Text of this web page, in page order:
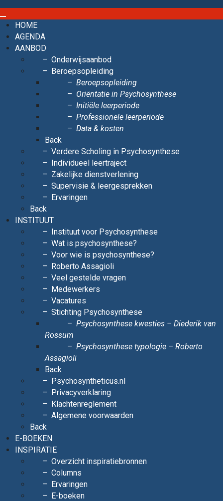
HOME
AGENDA
AANBOD
Onderwijsaanbod
Beroepsopleiding
Beroepsopleiding
Oriëntatie in Psychosynthese
Initiële leerperiode
Professionele leerperiode
Data & kosten
Back
Verdere Scholing in Psychosynthese
Individueel leertraject
Zakelijke dienstverlening
Supervisie & leergesprekken
Ervaringen
Back
INSTITUUT
Instituut voor Psychosynthese
Wat is psychosynthese?
Voor wie is psychosynthese?
Roberto Assagioli
Veel gestelde vragen
Medewerkers
Vacatures
Stichting Psychosynthese
Psychosynthese kwesties – Diederik van
Rossum
Psychosynthese typologie – Roberto
Assagioli
Back
Psychosyntheticus.nl
Privacyverklaring
Klachtenreglement
Algemene voorwaarden
Back
E-BOEKEN
INSPIRATIE
Overzicht inspiratiebronnen
Columns
Ervaringen
E-boeken